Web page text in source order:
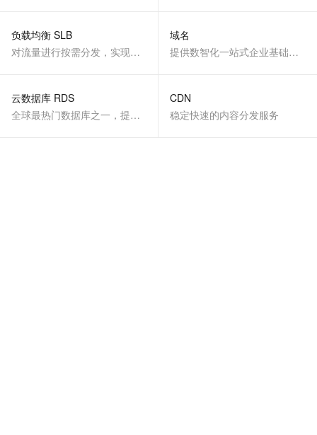
负载均衡 SLB
对流量进行按需分发，实现应用高可用
域名
提供数智化一站式企业基础服务
云数据库 RDS
全球最热门数据库之一，提供全托管的稳定服务
CDN
稳定快速的内容分发服务